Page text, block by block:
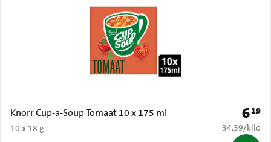
Knorr Cup-a-Soup Tomaat 10 x 175 ml
10 x 18 g
Prijs:
619
€ 34,39 per
34,39/kilo